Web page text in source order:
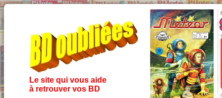
Le site qui vous aide
à retrouver vos BD